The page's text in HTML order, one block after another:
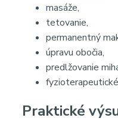
masáže,
tetovanie,
permanentný
úpravu obočia,
predlžovanie
Praktické